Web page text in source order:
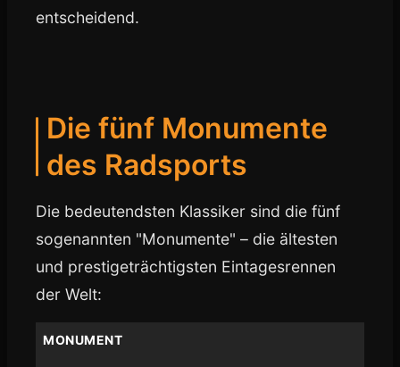
entscheidend.
Die fünf Monumente
des Radsports
Die bedeutendsten Klassiker sind die fünf
sogenannten "Monumente" – die ältesten
und prestigeträchtigsten Eintagesrennen
der Welt:
MONUMENT